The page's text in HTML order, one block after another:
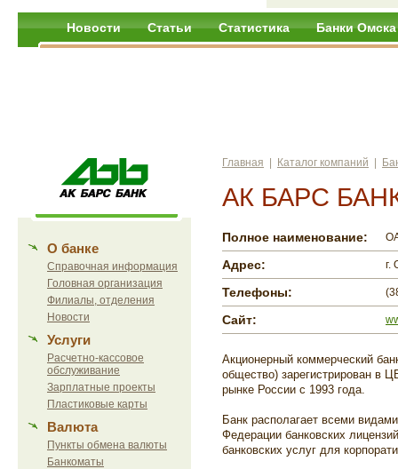
Новости Статьи Статистика Банки Омска
О банке
Справочная информация
Головная организация
Филиалы, отделения
Новости
Услуги
Расчетно-кассовое
обслуживание
Зарплатные проекты
Пластиковые карты
Валюта
Пункты обмена валюты
Банкоматы
Главная Каталог компаний
АК БАРС
Полное наименование:
Адрес: г.
Телефоны:
Сайт:
Акционерный коммерческий
общество) зарегистрирован в
рынке России с 1993 года.
Банк располагает всеми
Федерации банковских
банковских услуг для